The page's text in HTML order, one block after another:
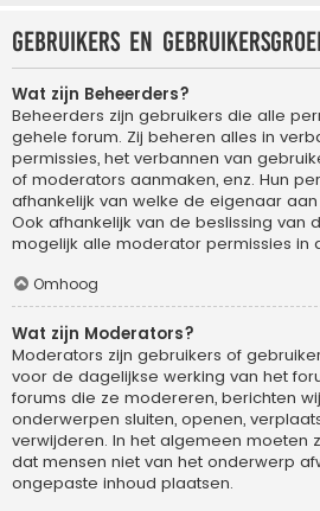
Gebruikers en
Wat zijn Beheerders?
Beheerders zijn gebruikers die alle
gehele forum. Zij beheren alles in
permissies, het verbannen van
of moderators aanmaken, enz. Hun
afhankelijk van welke de eigenaar
Ook afhankelijk van de beslissing van
mogelijk alle moderator permissies in
Omhoog
Wat zijn Moderators?
Moderators zijn gebruikers of
voor de dagelijkse werking van het
forums die ze modereren, berichten
onderwerpen sluiten, openen,
verwijderen. In het algemeen moeten
dat mensen niet van het onderwerp
ongepaste inhoud plaatsen.